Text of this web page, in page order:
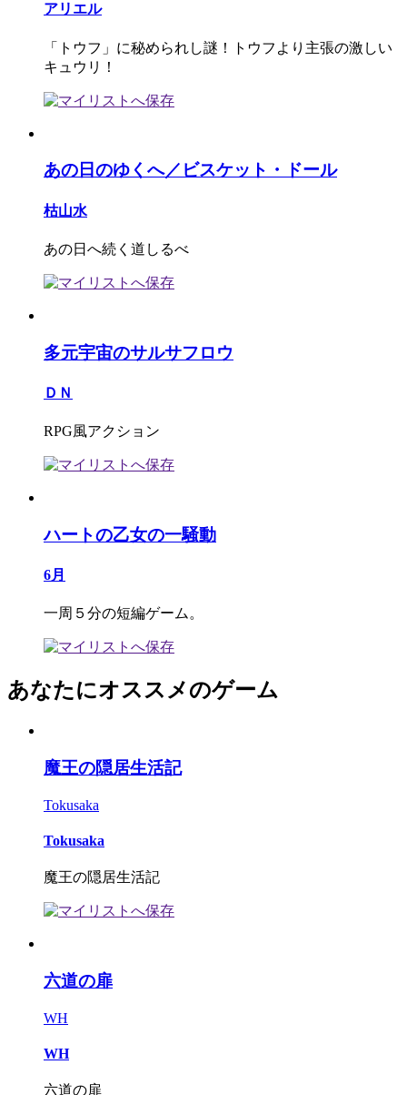
アリエル
「トウフ」に秘められし謎！トウフより主張の激しい
キュウリ！
あの日のゆくへ／ビスケット・ドール
枯山水
あの日へ続く道しるべ
多元宇宙のサルサフロウ
ＤＮ
RPG風アクション
ハートの乙女の一騒動
6月
一周５分の短編ゲーム。
あなたにオススメのゲーム
魔王の隠居生活記
Tokusaka
Tokusaka
魔王の隠居生活記
六道の扉
WH
WH
六道の扉